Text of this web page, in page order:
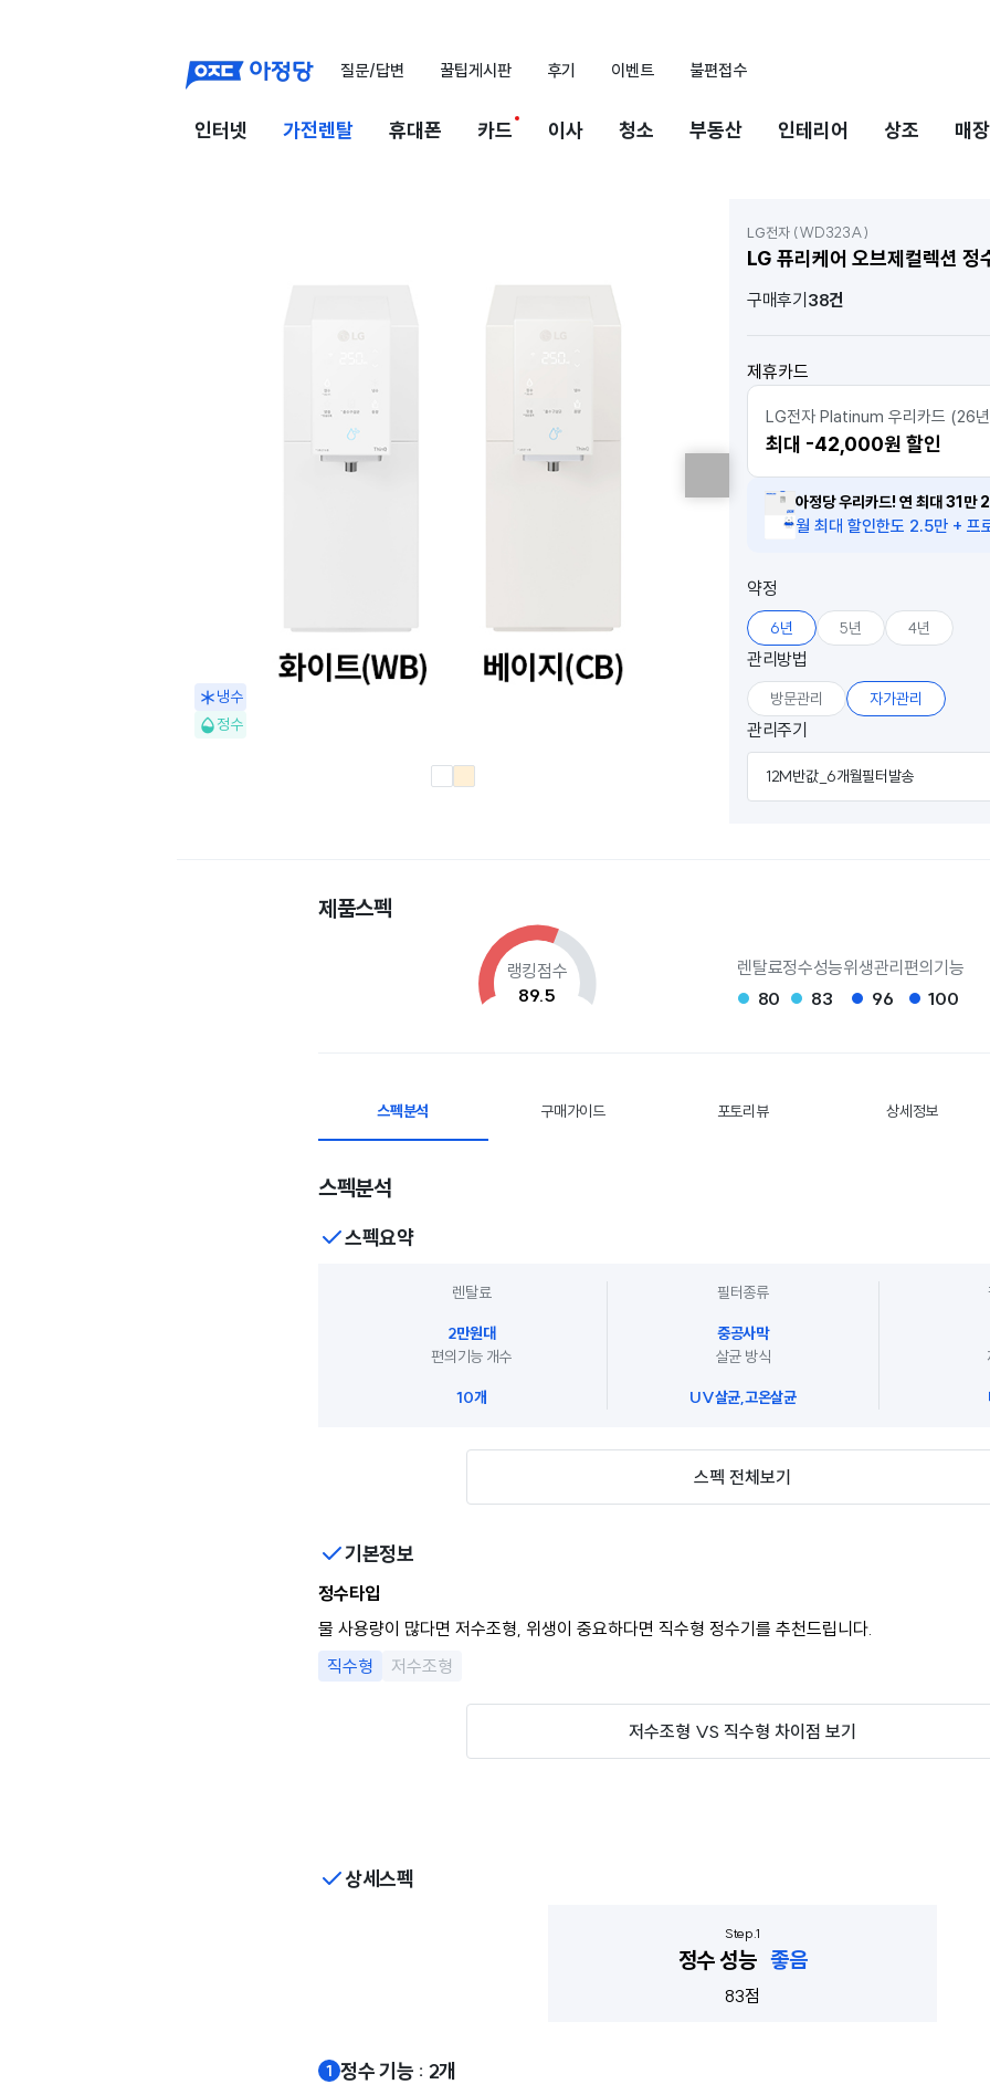
질문/답변 꿀팁게시판 후기 이벤트 불편접수
인터넷 가전렌탈 휴대폰 카드 이사 청소 부동산 인테리어 상조 매
냉수
정수
LG전자 (WD323A)
LG 퓨리케어 오브제컬렉션 정
구매후기 38건
제휴카드
LG전자 Platinum 우리카드 (26
최대 -42,000원 할인
아정당 우리카드! 연 최대 31만
월 최대 할인한도 2.5만 + 프
약정
6년 5년 4년
관리방법
방문관리 자가관리
관리주기
12M반값_6개월필터발송
제품스펙
랭킹점수
89.5
렌탈료
80
정수성능
83
위생관리
96
편의기능
100
스펙분석 구매가이드 포토리뷰 상세정보
스펙분석
스펙요약
렌탈료
2만원대
필터종류
중공사막
편의기능 개수
10개
살균 방식
UV살균,고온살균
스펙 전체보기
기본정보
정수타입
물 사용량이 많다면 저수조형, 위생이 중요하다면 직수형 정수기를 추천드립니다.
직수형
저수조형
저수조형 VS 직수형 차이점 보기
상세스펙
정수 성능 좋음
83점
정수 기능 : 2개